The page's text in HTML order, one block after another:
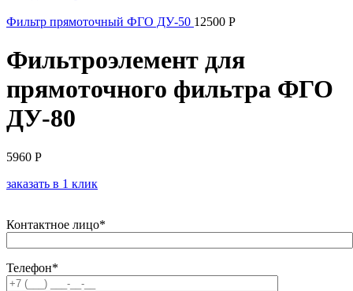
Фильтр прямоточный ФГО ДУ-50 12500 Р
Фильтроэлемент для
прямоточного фильтра ФГО
ДУ-80
5960 Р
заказать в 1 клик
Контактное лицо*
Телефон*